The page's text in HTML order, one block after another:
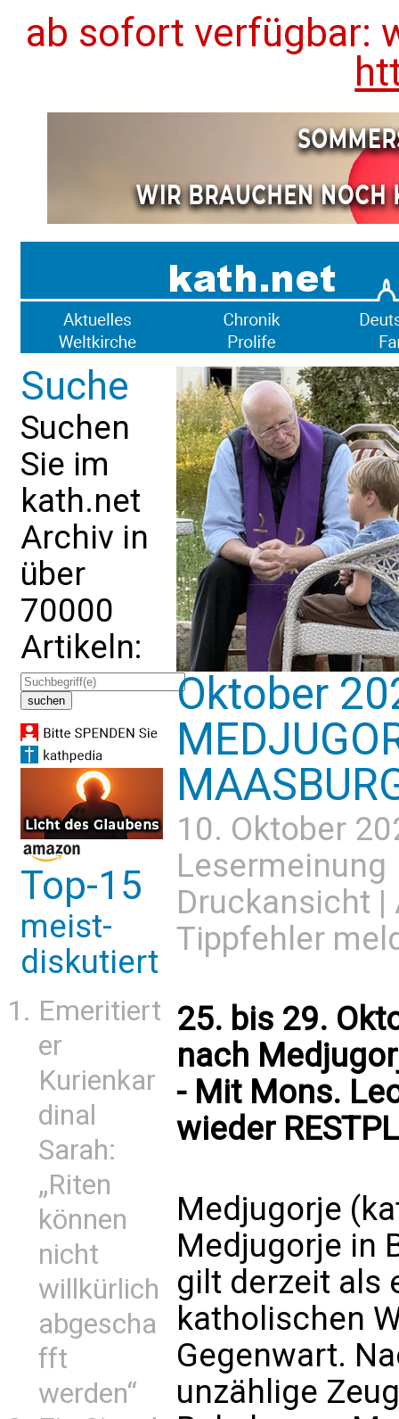
ab sofort verfügbar:
Suche
Suchen
Sie im
kath.net
Archiv in
über
70000
Artikeln:
Top-15
meist-
diskutiert
Emeritiert
er
Kurienkar
dinal
Sarah:
„Riten
können
nicht
willkürlich
abgescha
fft
werden“
Oktober
10. Oktober
Lesermeinung
Druckansicht |
Tippfehler
25. bis 29.
nach
- Mit Mons.
wieder
Medjugorje
Medjugorje in
gilt derzeit als
katholischen
Gegenwart.
unzählige